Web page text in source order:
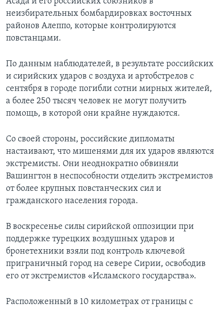
неизбирательных бомбардировках восточных
районов Алеппо, которые контролируются
повстанцами.
По данным наблюдателей, в результате российских
и сирийских ударов с воздуха и артобстрелов с
сентября в городе погибли сотни мирных жителей,
а более 250 тысяч человек не могут получить
помощь, в которой они крайне нуждаются.
Со своей стороны, российские дипломаты
настаивают, что мишенями для их ударов являются
экстремисты. Они неоднократно обвиняли
Вашингтон в неспособности отделить экстремистов
от более крупных повстанческих сил и
гражданского населения города.
В воскресенье силы сирийской оппозиции при
поддержке турецких воздушных ударов и
бронетехники взяли под контроль ключевой
приграничный город на севере Сирии, освободив
его от экстремистов «Исламского государства».
Расположенный в 10 километрах от границы с